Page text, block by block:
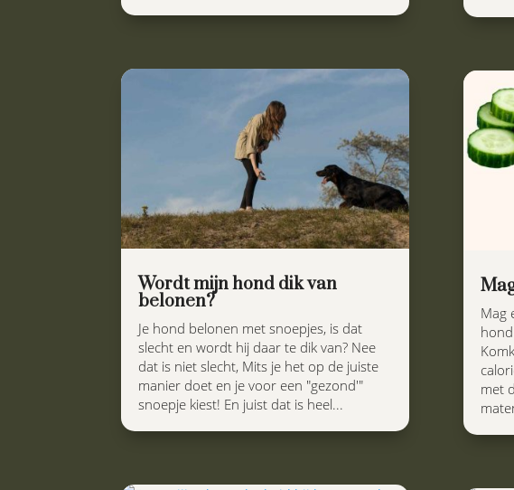
Wordt mijn hond dik van
belonen?
Je hond belonen met snoepjes, is dat
slecht en wordt hij daar te dik van? Nee
dat is niet slecht, Mits je het op de juiste
manier doet en je voor een "gezond'"
snoepje kiest! En juist dat is heel...
Mag
met